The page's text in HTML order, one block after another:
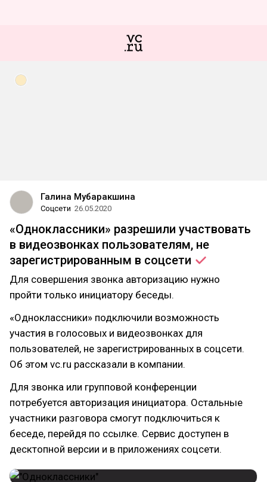
Галина Мубаракшина
Соцсети 26.05.2020
«Одноклассники» разрешили участвовать
в видеозвонках пользователям, не
зарегистрированным в соцсети
Для совершения звонка авторизацию нужно
пройти только инициатору беседы.
«Одноклассники» подключили возможность
участия в голосовых и видеозвонках для
пользователей, не зарегистрированных в соцсети.
Об этом vc.ru рассказали в компании.
Для звонка или групповой конференции
потребуется авторизация инициатора. Остальные
участники разговора смогут подключиться к
беседе, перейдя по ссылке. Сервис доступен в
десктопной версии и в приложениях соцсети.